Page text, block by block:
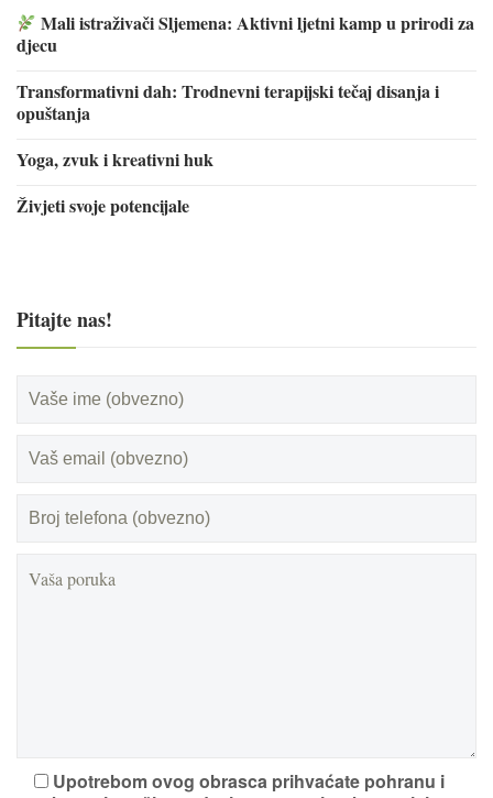
Mali istraživači Sljemena: Aktivni ljetni kamp u prirodi za
djecu
Transformativni dah: Trodnevni terapijski tečaj disanja i
opuštanja
Yoga, zvuk i kreativni huk
Živjeti svoje potencijale
Pitajte nas!
Upotrebom ovog obrasca prihvaćate pohranu i